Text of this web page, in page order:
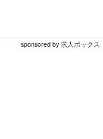
sponsored by 求人ボックス